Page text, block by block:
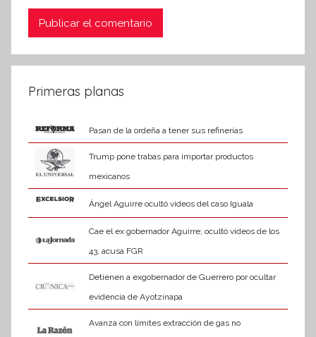
Primeras planas
Pasan de la ordeña a tener sus refinerías
Trump pone trabas para importar productos
mexicanos
Ángel Aguirre ocultó videos del caso Iguala
Cae el ex gobernador Aguirre; ocultó videos de los
43, acusa FGR
Detienen a exgobernador de Guerrero por ocultar
evidencia de Ayotzinapa
Avanza con límites extracción de gas no